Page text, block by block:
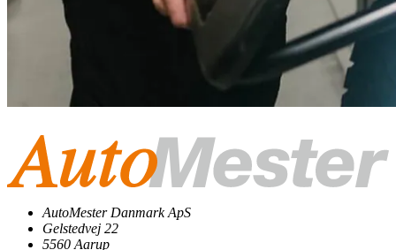
AutoMester Danmark ApS
Gelstedvej 22
5560 Aarup